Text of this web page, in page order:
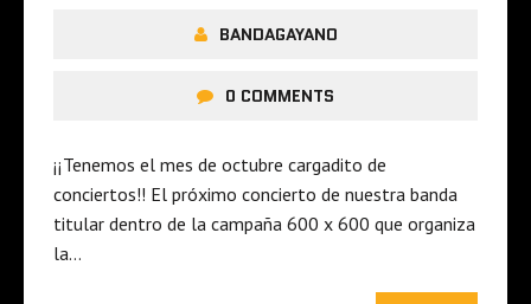
BANDAGAYANO
0 COMMENTS
¡¡Tenemos el mes de octubre cargadito de
conciertos!! El próximo concierto de nuestra banda
titular dentro de la campaña 600 x 600 que organiza
la…